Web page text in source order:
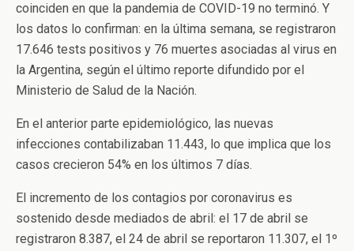
coinciden en que la pandemia de COVID-19 no terminó. Y
los datos lo confirman: en la última semana, se registraron
17.646 tests positivos y 76 muertes asociadas al virus en
la Argentina, según el último reporte difundido por el
Ministerio de Salud de la Nación.
En el anterior parte epidemiológico, las nuevas
infecciones contabilizaban 11.443, lo que implica que los
casos crecieron 54% en los últimos 7 días.
El incremento de los contagios por coronavirus es
sostenido desde mediados de abril: el 17 de abril se
registraron 8.387, el 24 de abril se reportaron 11.307, el 1º